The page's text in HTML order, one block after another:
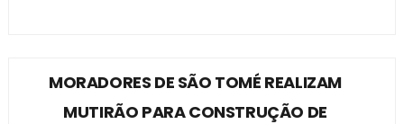
MORADORES DE SÃO TOMÉ REALIZAM
MUTIRÃO PARA CONSTRUÇÃO DE